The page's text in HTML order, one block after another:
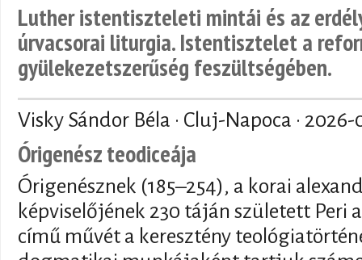
Luther istentiszteleti mintái és az
úrvacsorai liturgia. Istentisztelet a
gyülekezetszerűség feszültségében.
Visky Sándor Béla · Cluj-Napoca · 2026-
Órigenész teodiceája
Órigenésznek (185–254), a korai
képviselőjének 230 táján született Peri
című művét a keresztény